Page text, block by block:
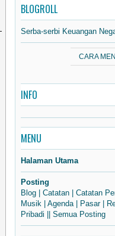
BLOGROLL
Serba-serbi Keuangan
CARA
INFO
MENU
Halaman Utama
Posting
Blog
Catatan Catatan
Musik
Agenda| Pasar|
Pribadi
Semua Posting